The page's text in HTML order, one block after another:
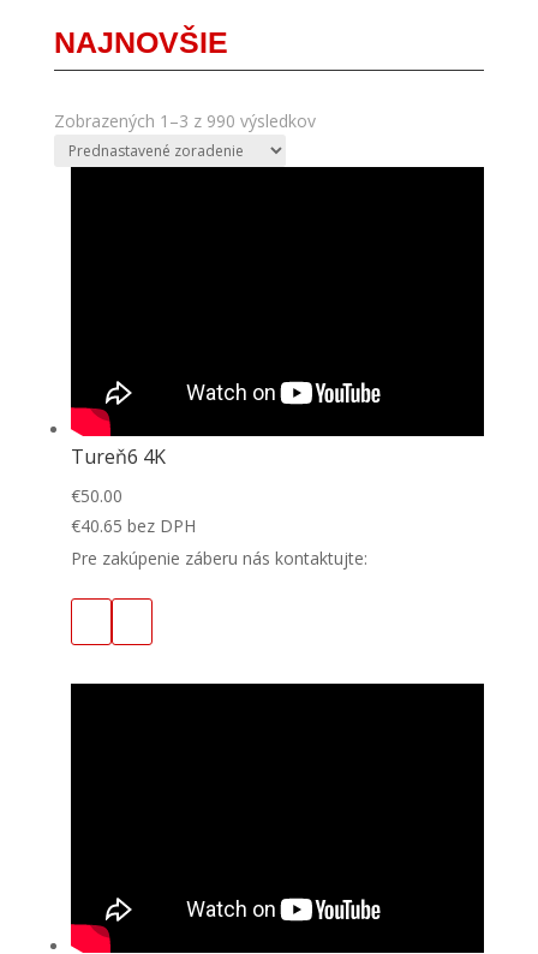
NAJNOVŠIE
Zobrazených 1–3 z 990 výsledkov
Tureň6 4K
€50.00
€40.65 bez DPH
Pre zakúpenie záberu nás kontaktujte: